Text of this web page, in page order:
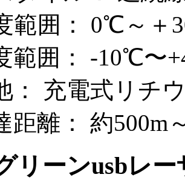
範囲： 0℃～＋
範囲： -10℃〜
： 充電式リチ
距離： 約500m
リーンusbレ